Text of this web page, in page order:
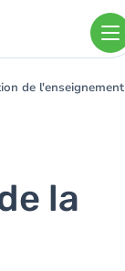
de
la